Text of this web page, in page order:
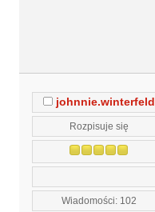
johnnie.winterfeld
Rozpisuje się
Wiadomości: 102